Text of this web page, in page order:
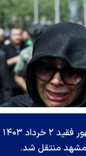
منتقل شد.